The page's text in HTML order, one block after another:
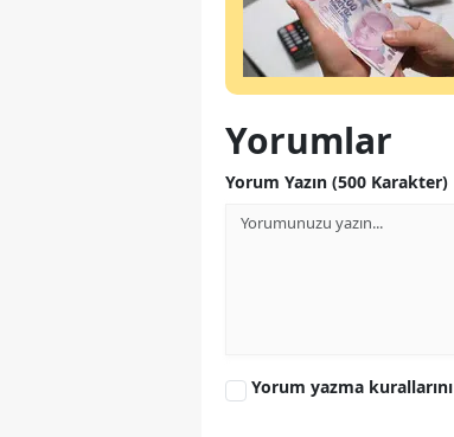
Yorumlar
Yorum Yazın (500 Karakter)
Yorum yazma kurallarını